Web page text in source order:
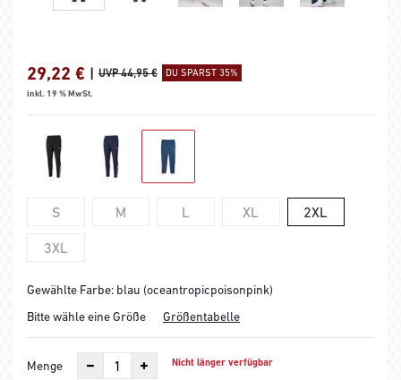
29,22 € | UVP 44,95 € DU SPARST 35%
inkl. 19 % MwSt.
S M L XL 2XL
3XL
Gewählte Farbe: blau (oceantropicpoisonpink)
Bitte wähle eine Größe
Größentabelle
Menge Nicht länger verfügbar